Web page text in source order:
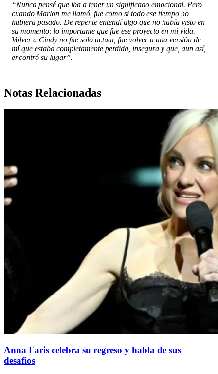
“Nunca pensé que iba a tener un significado emocional. Pero
cuando Marlon me llamó, fue como si todo ese tiempo no
hubiera pasado. De repente entendí algo que no había visto en
su momento: lo importante que fue ese proyecto en mi vida.
Volver a Cindy no fue solo actuar, fue volver a una versión de
mí que estaba completamente perdida, insegura y que, aun así,
encontró su lugar”.
Notas Relacionadas
Anna Faris celebra su regreso y habla de sus
desafíos